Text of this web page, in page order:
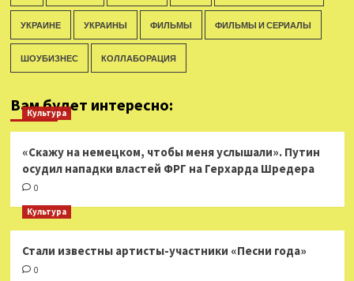
УКРАИНЕ УКРАИНЫ ФИЛЬМЫ ФИЛЬМЫ И СЕРИАЛЫ
ШОУБИЗНЕС КОЛЛАБОРАЦИЯ
Вам будет интересно:
Культура
«Скажу на немецком, чтобы меня услышали». Путин
осудил нападки властей ФРГ на Герхарда Шредера
0
Культура
Стали известны артисты-участники «Песни года»
0